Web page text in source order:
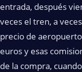
entrada, después
veces el tren, a
precio de
euros y esas
de la compra,